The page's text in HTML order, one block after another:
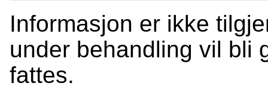
Informasjon er ikke
under behandling vil bli
fattes.